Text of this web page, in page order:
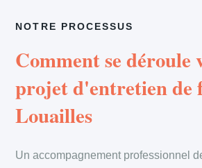
NOTRE PROCESSUS
Comment se déroule
projet d'entretien de
Louailles
Un accompagnement professionnel